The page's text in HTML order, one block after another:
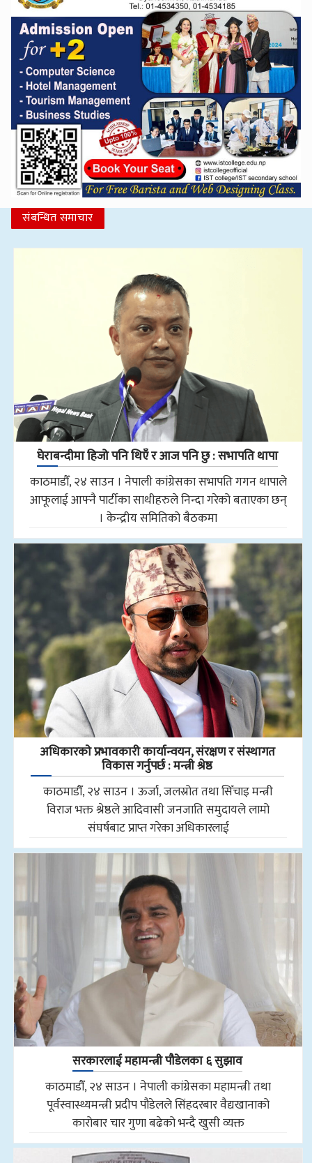
संबन्धित समाचार
घेराबन्दीमा हिजो पनि थिएँ र आज पनि छु : सभापति थापा
काठमाडौँ, २४ साउन । नेपाली कांग्रेसका सभापति गगन थापाले
आफूलाई आफ्नै पार्टीका साथीहरुले निन्दा गरेको बताएका छन्
। केन्द्रीय समितिको बैठकमा
अधिकारकाे प्रभावकारी कार्यान्वयन, संरक्षण र संस्थागत
विकास गर्नुपर्छ : मन्त्री श्रेष्ठ
काठमाडौँ, २४ साउन । ऊर्जा, जलस्रोत तथा सिँचाइ मन्त्री
विराज भक्त श्रेष्ठले आदिवासी जनजाति समुदायले लामो
संघर्षबाट प्राप्त गरेका अधिकारलाई
सरकारलाई महामन्त्री पौडेलका ६ सुझाव
काठमाडौँ, २४ साउन । नेपाली कांग्रेसका महामन्त्री तथा
पूर्वस्वास्थ्यमन्त्री प्रदीप पौडेलले सिंहदरबार वैद्यखानाको
कारोबार चार गुणा बढेको भन्दै खुसी व्यक्त